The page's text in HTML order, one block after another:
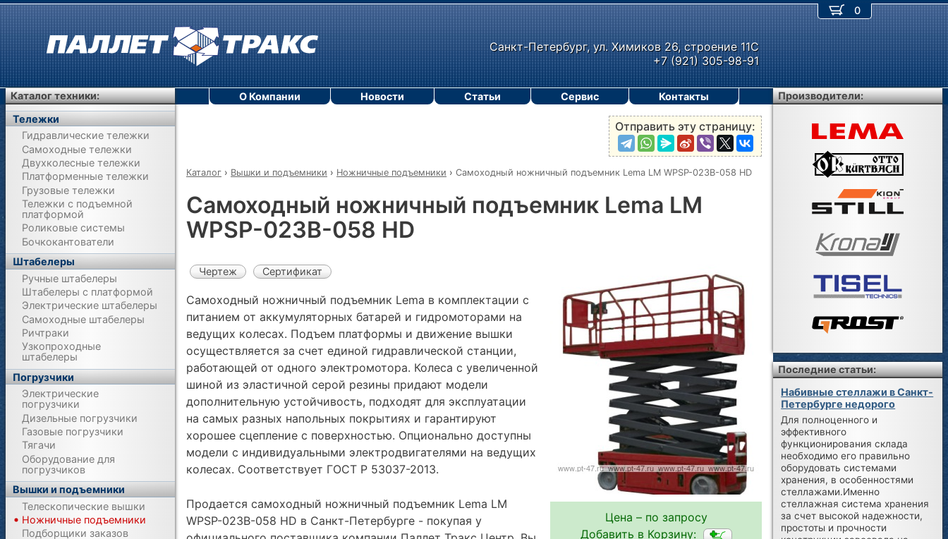
Санкт-Петербург, ул. Химиков 26, строение 11С
+7 (921) 305-98-91
Отправить эту страницу:
Каталог › Вышки и подъемники › Ножничные подъемники › Самоходный ножничный подъемник Lema LM WPSP-023B-058 HD
Самоходный ножничный подъемник Lema LM
WPSP-023B-058 HD
Цена – по запросу
Добавить в Корзину:
Чертеж Сертификат
Самоходный ножничный подъемник Lema в комплектации с
питанием от аккумуляторных батарей и гидромоторами на
ведущих колесах. Подъем платформы и движение вышки
осуществляется за счет единой гидравлической станции,
работающей от одного электромотора. Колеса с увеличенной
шиной из эластичной серой резины придают модели
дополнительную устойчивость, подходят для эксплуатации
на самых разных напольных покрытиях и гарантируют
хорошее сцепление с поверхностью. Опционально доступны
модели с индивидуальными электродвигателями на ведущих
колесах. Соответствует ГОСТ Р 53037-2013.
Продается самоходный ножничный подъемник Lema LM
WPSP-023B-058 HD в Санкт-Петербурге - покупая у
0
О Компании Новости Статьи Сервис Контакты
Каталог техники:
Тележки
Гидравлические тележки
Самоходные тележки
Двухколесные тележки
Платформенные тележки
Грузовые тележки
Тележки с подъемной
платформой
Роликовые системы
Бочкокантователи
Штабелеры
Ручные штабелеры
Штабелеры с платформой
Электрические штабелеры
Самоходные штабелеры
Ричтраки
Узкопроходные
штабелеры
Погрузчики
Электрические
погрузчики
Дизельные погрузчики
Газовые погрузчики
Тягачи
Оборудование для
погрузчиков
Вышки и подъемники
Телескопические вышки
Ножничные подъемники
Подборщики заказов
Производители:
Последние статьи:
Набивные стеллажи в Санкт-
Петербурге недорого
Для полноценного и
эффективного
функционирования склада
необходимо его правильно
оборудовать системами
хранения, в особенностями
стеллажами.Именно
стеллажная система хранения
за счет высокой надежности,
простоты и прочности